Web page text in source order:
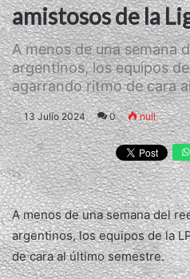
amistosos de la
A menos de una semana
argentinos, los equipos
agarrando ritmo de cara
13 Julio 2024 0 null
A menos de una semana del
argentinos, los equipos de la
de cara al último semestre.